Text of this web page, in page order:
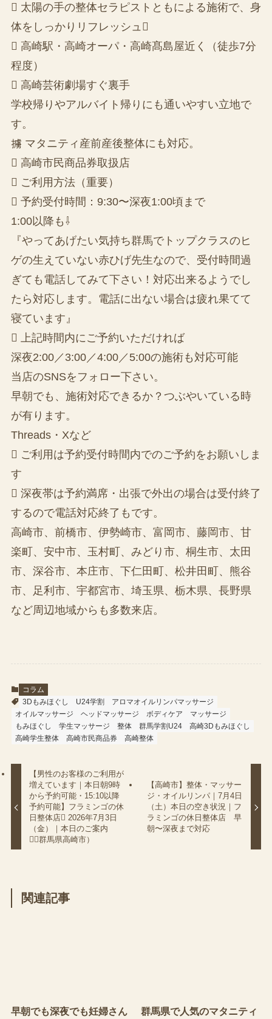
 太陽の手の整体セラピストともによる施術で、身
体をしっかりリフレッシュ
 高崎駅・高崎オーパ・高崎髙島屋近く（徒歩7分
程度）
 高崎芸術劇場すぐ裏手
学校帰りやアルバイト帰りにも通いやすい立地で
す。
擄 マタニティ産前産後整体にも対応。
 高崎市民商品券取扱店
 ご利用方法（重要）
 予約受付時間：9:30〜深夜1:00頃まで
1:00以降も⇩
『やってあげたい気持ち群馬でトップクラスのヒ
ゲの生えていない赤ひげ先生なので、受付時間過
ぎても電話してみて下さい！対応出来るようでし
たら対応します。電話に出ない場合は疲れ果てて
寝ています』
 上記時間内にご予約いただければ
深夜2:00／3:00／4:00／5:00の施術も対応可能
当店のSNSをフォロー下さい。
早朝でも、施術対応できるか？つぶやいている時
が有ります。
Threads・Xなど
 ご利用は予約受付時間内でのご予約をお願いしま
す
 深夜帯は予約満席・出張で外出の場合は受付終了
するので電話対応終了もです。
高崎市、前橋市、伊勢崎市、富岡市、藤岡市、甘
楽町、安中市、玉村町、みどり市、桐生市、太田
市、深谷市、本庄市、下仁田町、松井田町、熊谷
市、足利市、宇都宮市、埼玉県、栃木県、長野県
など周辺地域からも多数来店。
コラム
3Dもみほぐし
U24学割
アロマオイルリンパマッサージ
オイルマッサージ
ヘッドマッサージ ボディケア
マッサージ
もみほぐし
学生マッサージ 整体 群馬学割U24
高崎3Dもみほぐし
高崎学生整体
高崎市民商品券 高崎整体
【男性のお客様のご利用が
増えています｜本日朝9時
から予約可能・15:10以降
予約可能】フラミンゴの休
日整体店 2026年7月3日
（金）｜本日のご案内
（群馬県高崎市）
【高崎市】整体・マッサー
ジ・オイルリンパ｜7月4日
（土）本日の空き状況｜フ
ラミンゴの休日整体店 早
朝〜深夜まで対応
関連記事
早朝でも深夜でも妊婦さん 群馬県で人気のマタニティ